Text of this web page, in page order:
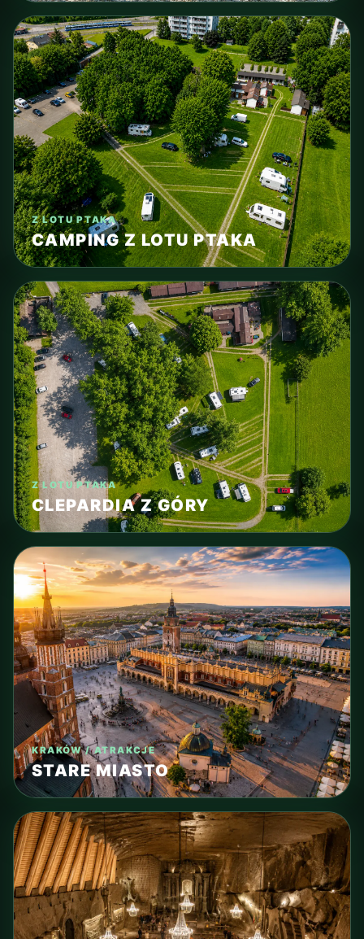
Z LOTU PTAKA
CAMPING Z LOTU PTAKA
Z LOTU PTAKA
CLEPARDIA Z GÓRY
KRAKÓW / ATRAKCJE
STARE MIASTO